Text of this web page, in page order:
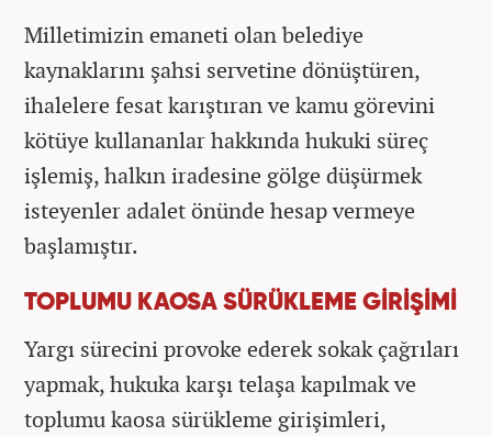
Milletimizin emaneti olan belediye
kaynaklarını şahsi servetine dönüştüren,
ihalelere fesat karıştıran ve kamu görevini
kötüye kullananlar hakkında hukuki süreç
işlemiş, halkın iradesine gölge düşürmek
isteyenler adalet önünde hesap vermeye
başlamıştır.
TOPLUMU KAOSA SÜRÜKLEME GİRİŞİMİ
Yargı sürecini provoke ederek sokak çağrıları
yapmak, hukuka karşı telaşa kapılmak ve
toplumu kaosa sürükleme girişimleri,